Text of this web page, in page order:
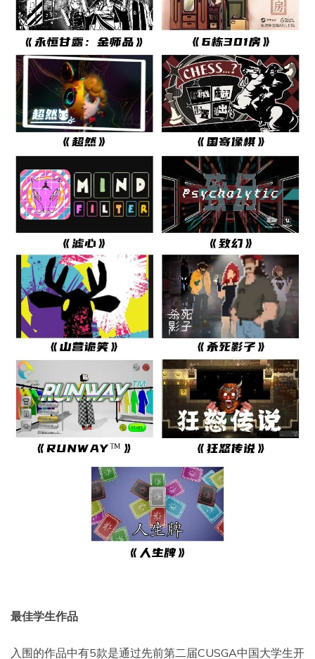
最佳学生作品
入围的作品中有5款是通过先前第二届CUSGA中国大学生开